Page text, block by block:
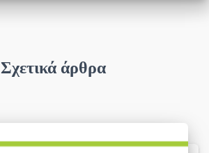
Σχετικά άρθρα